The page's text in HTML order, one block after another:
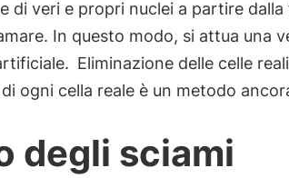
di veri e propri nuclei a partire dalla
In questo modo, si attua una
Eliminazione delle celle reali
di ogni cella reale è un metodo
degli sciami